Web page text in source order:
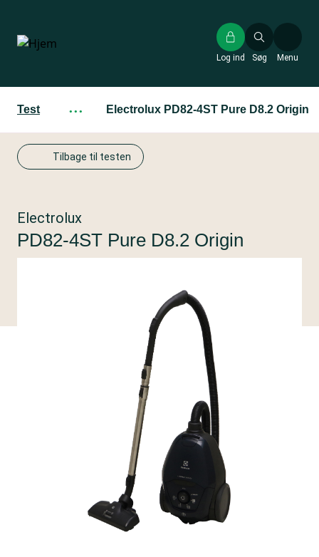
hovedindhold
Søg
Log ind Menu
Test ··· Electrolux PD82-4ST Pure D8.2 Origin
Tilbage til testen
Electrolux
PD82-4ST Pure D8.2 Origin